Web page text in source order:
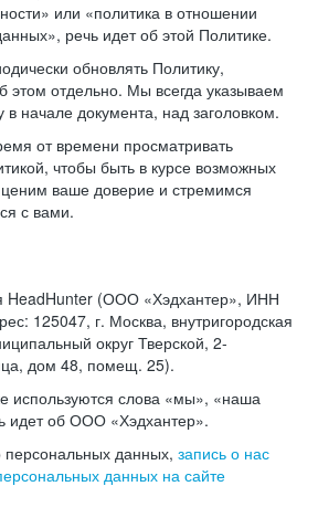
или «политика в отношении
речь идет об этой Политике.
обновлять Политику,
этом отдельно. Мы всегда указываем
в начале документа, над заголовком.
от времени просматривать
чтобы быть в курсе возможных
ваше доверие и стремимся
с вами.
(ООО «Хэдхантер», ИНН
125047, г. Москва, внутригородская
округ Тверской, 2-
дом 48, помещ. 25).
используются слова «мы», «наша
идет об ООО «Хэдхантер».
данных, запись о нас
данных на сайте